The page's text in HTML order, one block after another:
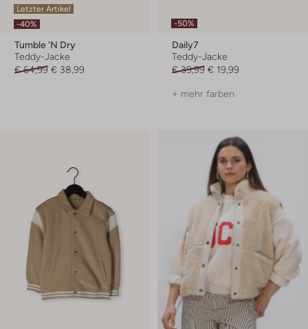
Letzter Artikel
-40%
Tumble 'n Dry
Teddy-Jacke
€ 64,99 € 38,99
-50%
Daily7
Teddy-Jacke
€ 39,99 € 19,99
+ mehr farben